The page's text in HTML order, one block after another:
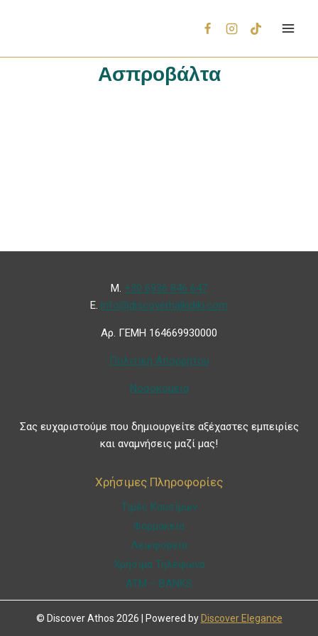
Ασπροβάλτα
Μ. +30 6936 846 647
Ε. info@discoverhalkidiki.com
Αρ. ΓΕΜΗ 164669930000
Πολιτική Απορρήτου
Νοσοκομεία
Σας ευχαριστούμε που δημιουργείτε αξέχαστες εμπειρίες
και αναμνήσεις μαζί μας!
Χρήσιμες Πληροφορίες
Τιμές Καυσίμων
Φαρμακεία
Λεωφορεία
Χρήσιμα Τηλέφωνα
ATM – BANKS
© Discover Athos 2026 | Powered by Discover Elegance